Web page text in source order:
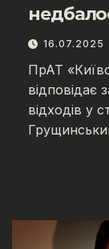
Києву
16.07.2025
ПрАТ
відповідає
відходів у